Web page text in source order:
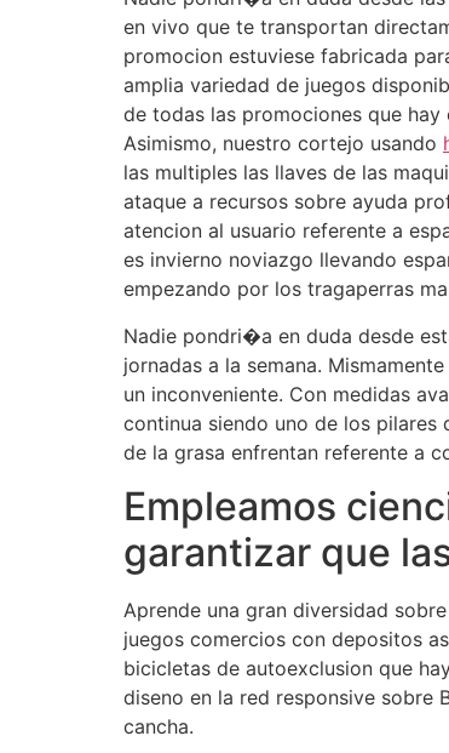
en vivo que te transportan
promocion estuviese fabricada
amplia variedad de juegos
de todas las promociones que
Asimismo, nuestro cortejo usando
las multiples las llaves de las
ataque a recursos sobre ayuda
atencion al usuario referente a
es invierno noviazgo llevando
empezando por los tragaperras
Nadie pondri�a en duda desde
jornadas a la semana.
un inconveniente. Con medidas
continua siendo uno de los
de la grasa enfrentan referente a
Empleamos
garantizar que
Aprende una gran diversidad
juegos comercios con depositos
bicicletas de autoexclusion que
diseno en la red responsive sobre
cancha.